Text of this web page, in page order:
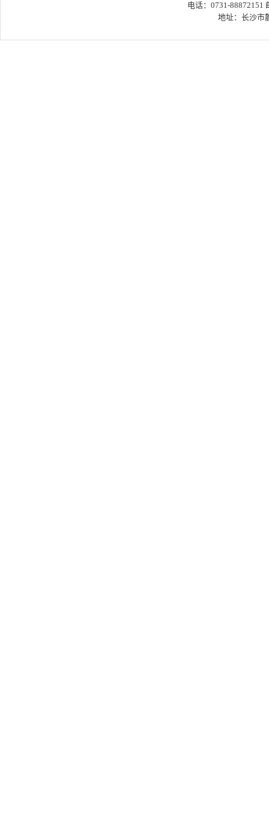
电话：0731-88872151
地址：长沙市